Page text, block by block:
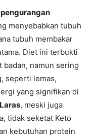
pengurangan
menyebabkan tubuh
tubuh membakar
Diet ini terbukti
namun sering
seperti lemas,
yang signifikan di
, meski juga
tidak seketat Keto
kebutuhan protein